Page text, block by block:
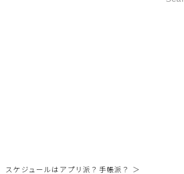
スケジュールはアプリ派？手帳派？ ＞